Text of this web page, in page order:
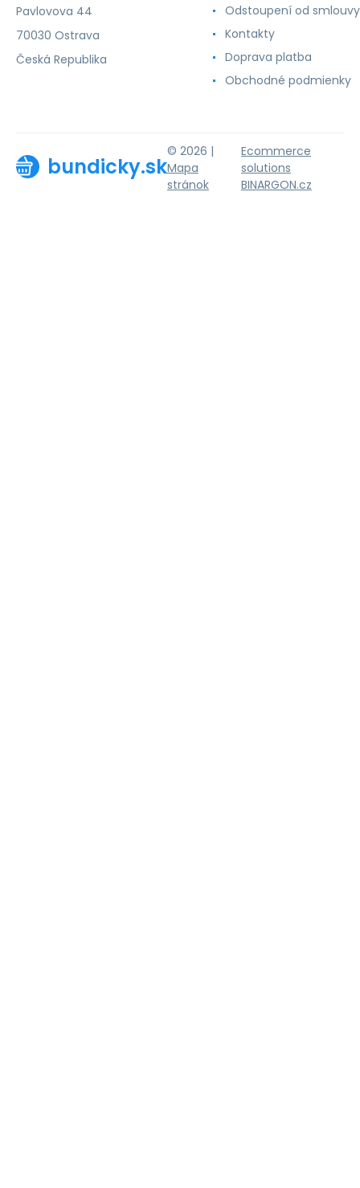
Pavlovova 44
70030 Ostrava
Česká Republika
Odstoupení od smlouvy
Kontakty
Doprava platba
Obchodné podmienky
bundicky.sk
© 2026 |
Mapa
stránok
Ecommerce
solutions
BINARGON.cz